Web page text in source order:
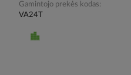
Gamintojo prekės kodas
VA24T